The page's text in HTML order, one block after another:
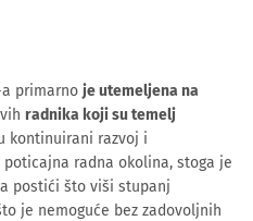
primarno je utemeljena na
radnika koji su temelj
kontinuirani razvoj i
radna okolina, stoga je
postići što viši stupanj
je nemoguće bez zadovoljnih